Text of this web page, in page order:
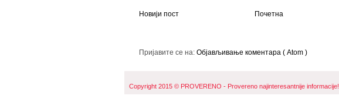
Новији пост Почетна
Пријавите се на: Објављивање коментара ( Atom )
Copyright 2015 © PROVERENO - Provereno najinteresantnije informacije!